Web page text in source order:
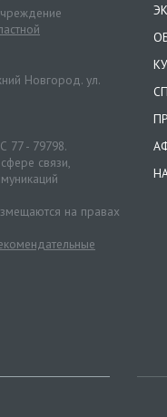
Новгород. ул.
77 - 79798.
связи,
на правах